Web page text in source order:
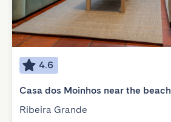
4.6
Casa dos Moinhos near the beach
Ribeira Grande